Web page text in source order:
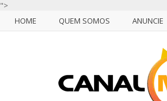
">
HOME
QUEM SOMOS ANUNCIE
ANUNCIE
CUIABÁ, SEXTA-